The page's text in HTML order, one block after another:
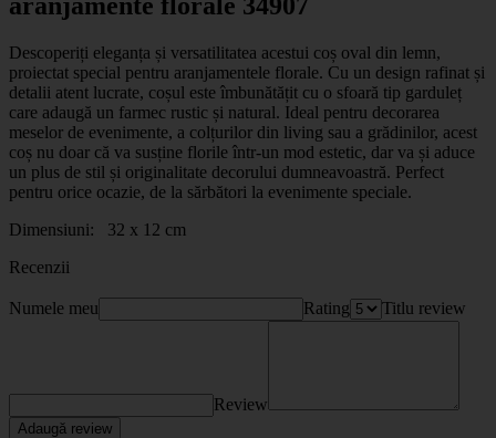
Descoperiți eleganța și versatilitatea acestui coș oval din lemn,
proiectat special pentru aranjamentele florale. Cu un design rafinat și
detalii atent lucrate, coșul este îmbunătățit cu o sfoară tip garduleț
care adaugă un farmec rustic și natural. Ideal pentru decorarea
meselor de evenimente, a colțurilor din living sau a grădinilor, acest
coș nu doar că va susține florile într-un mod estetic, dar va și aduce
un plus de stil și originalitate decorului dumneavoastră. Perfect
pentru orice ocazie, de la sărbători la evenimente speciale.
Dimensiuni: 32 x 12 cm
Recenzii
Numele meu Rating Titlu review
Review
Adaugă review